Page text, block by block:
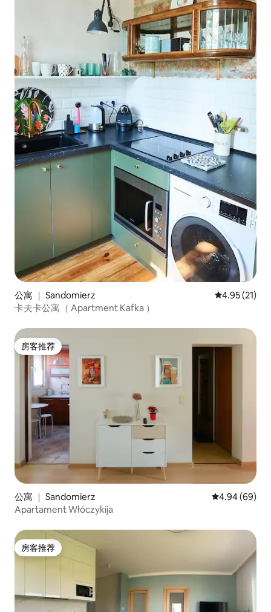
公寓 ｜ Sandomierz 平均评分
4.95 (21)
卡夫卡公寓（ Apartment Kafka ）
房客推荐
房客推荐
公寓 ｜ Sandomierz 平均评分 4.94
4.94 (69)
Apartament Włóczykija
房客推荐
房客推荐